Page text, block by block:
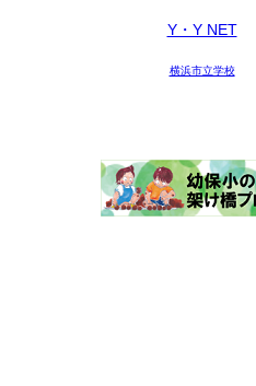
Y・Y NET
横浜市立学校